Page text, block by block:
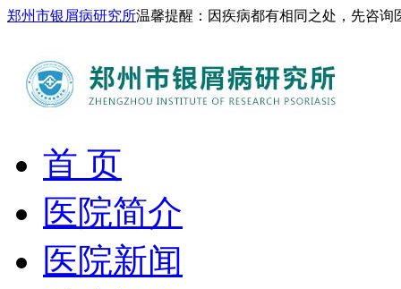
郑州市银屑病研究所温馨提醒：因疾病都有相同之处，先咨
首 页
医院简介
医院新闻